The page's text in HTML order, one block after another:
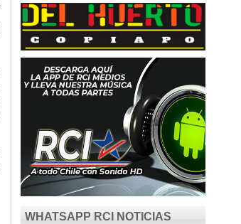
WHATSAPP RCI NOTICIAS